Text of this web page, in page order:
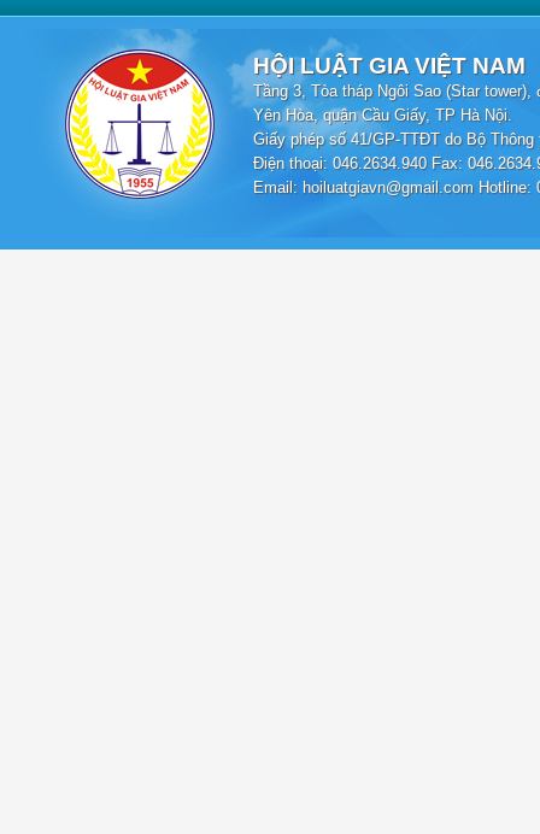
HỘI LUẬT GIA VIỆT NAM
Tầng 3, Tòa tháp Ngôi Sao (Star
Yên Hòa, quận Cầu Giấy, TP Hà Nội.
Giấy phép số 41/GP-TTĐT do Bộ
Điện thoại: 046.2634.940 Fax:
Email: hoiluatgiavn@gmail.com Hotline: